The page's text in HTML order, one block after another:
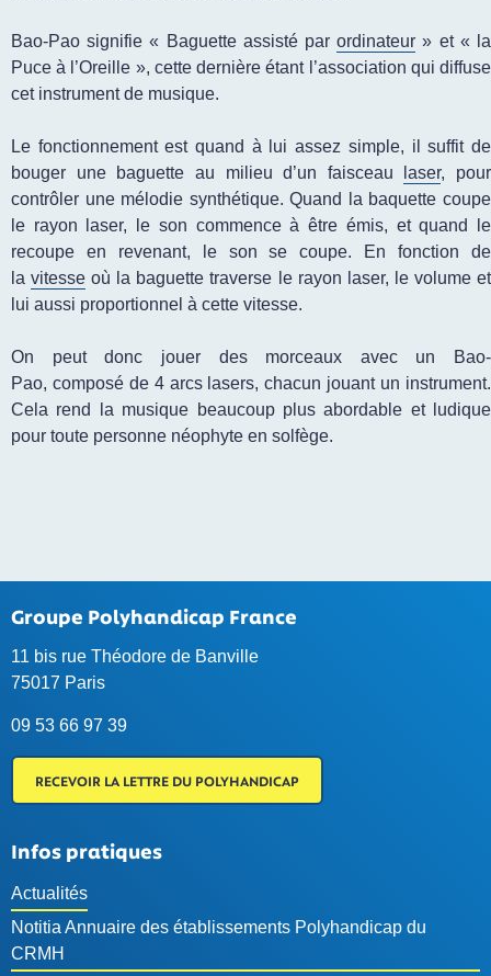
Bao-Pao signifie « Baguette assisté parordinateur » et « la
Puce à l’Oreille », cette dernière étant l’association qui diffuse
cet instrument de musique.
Le fonctionnement est quand à lui assez simple, il suffit de
bouger une baguette au milieu d’un faisceau
laser, pour
contrôler une mélodie synthétique. Quand la baquette coupe
le rayon laser, le son commence à être émis, et quand le
recoupe en revenant, le son se coupe. En fonction de
lavitesse où la baguette traverse le rayon laser, le volume et
lui aussi proportionnel à cette vitesse.
On peut donc jouer des morceaux avec un Bao-
Pao, composé de 4 arcs lasers, chacun jouant un instrument.
Cela rend la musique beaucoup plus abordable et ludique
pour toute personne néophyte en solfège.
Groupe Polyhandicap France
11 bis rue Théodore de Banville
75017 Paris
09 53 66 97 39
RECEVOIR LA LETTRE DU POLYHANDICAP
Infos pratiques
Actualités
Notitia Annuaire des établissements Polyhandicap du
CRMH